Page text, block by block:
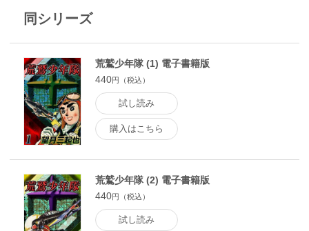
同シリーズ
荒鷲少年隊 (1) 電子書籍版
440円（税込）
試し読み
購入はこちら
荒鷲少年隊 (2) 電子書籍版
440円（税込）
試し読み